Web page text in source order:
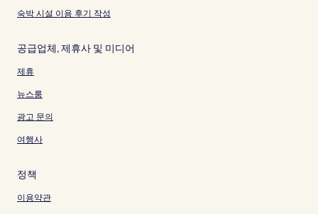
숙박 시설 이용 후기 작성
공급업체, 제휴사 및 미디어
제휴
뉴스룸
광고 문의
여행사
정책
이용약관